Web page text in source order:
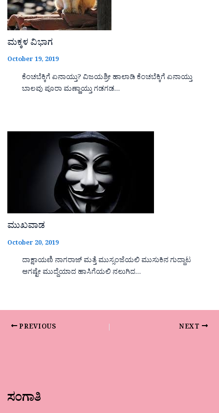
ಮಕ್ಕಳ ವಿಭಾಗ
October 19, 2019
ಕೆಂಚಬೆಕ್ಕಿಗೆ ಏನಾಯ್ತು? ವಿಜಯಶ್ರೀ ಹಾಲಾಡಿ ಕೆಂಚಬೆಕ್ಕಿಗೆ ಏನಾಯ್ತು
ಬಾಲವು ಪೂರಾ ಮಣ್ಣಾಯ್ತು ಗಡಗಡ…
ಮುಖವಾಡ
October 20, 2019
ದಾಕ್ಷಾಯಣಿ ನಾಗರಾಜ್ ಮತ್ತೆ ಮುಸ್ಸಂಜೆಯಲಿ ಮುಸುಕಿನ ಗುದ್ದಾಟ
ಆಗಷ್ಟೇ ಮುದ್ದೆಯಾದ ಹಾಸಿಗೆಯಲಿ ನಲುಗಿದ…
PREVIOUS NEXT
ಸಂಗಾತಿ